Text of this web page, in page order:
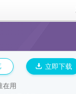
立即下载
在用